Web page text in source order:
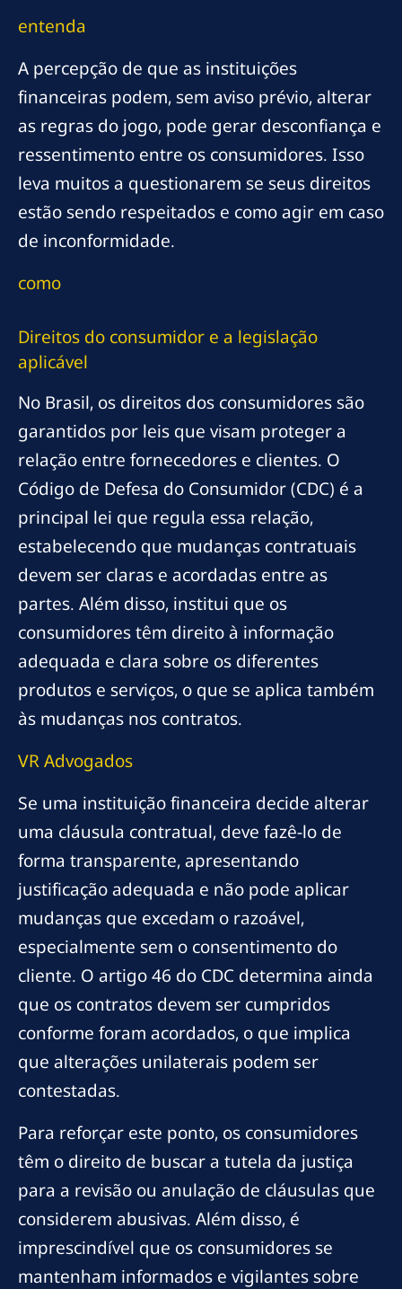
entenda
A percepção de que as instituições
financeiras podem, sem aviso prévio, alterar
as regras do jogo, pode gerar desconfiança e
ressentimento entre os consumidores. Isso
leva muitos a questionarem se seus direitos
estão sendo respeitados e como agir em caso
de inconformidade.
como
Direitos do consumidor e a legislação
aplicável
No Brasil, os direitos dos consumidores são
garantidos por leis que visam proteger a
relação entre fornecedores e clientes. O
Código de Defesa do Consumidor (CDC) é a
principal lei que regula essa relação,
estabelecendo que mudanças contratuais
devem ser claras e acordadas entre as
partes. Além disso, institui que os
consumidores têm direito à informação
adequada e clara sobre os diferentes
produtos e serviços, o que se aplica também
às mudanças nos contratos.
VR Advogados
Se uma instituição financeira decide alterar
uma cláusula contratual, deve fazê-lo de
forma transparente, apresentando
justificação adequada e não pode aplicar
mudanças que excedam o razoável,
especialmente sem o consentimento do
cliente. O artigo 46 do CDC determina ainda
que os contratos devem ser cumpridos
conforme foram acordados, o que implica
que alterações unilaterais podem ser
contestadas.
Para reforçar este ponto, os consumidores
têm o direito de buscar a tutela da justiça
para a revisão ou anulação de cláusulas que
considerem abusivas. Além disso, é
imprescindível que os consumidores se
mantenham informados e vigilantes sobre